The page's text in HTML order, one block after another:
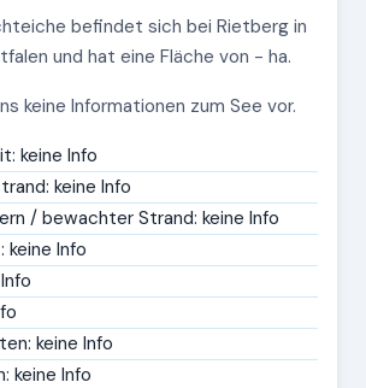
befindet sich bei Rietberg in
und hat eine Fläche von - ha.
keine Informationen zum See vor.
keine Info
keine Info
/ bewachter Strand: keine Info
keine Info
keine Info
keine Info